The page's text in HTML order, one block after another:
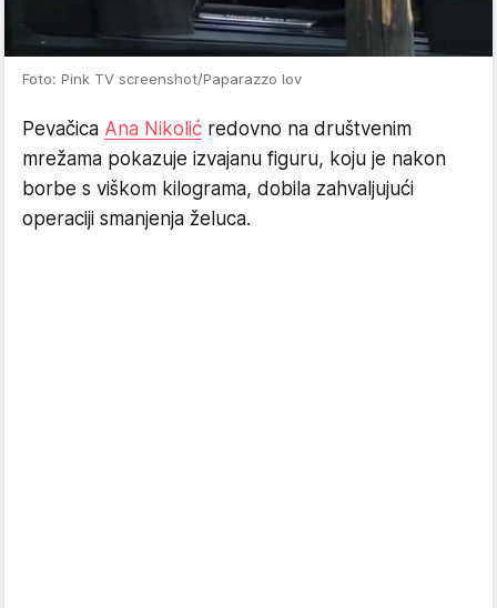
Foto: Pink TV screenshot/Paparazzo lov
Pevačica Ana Nikolić redovno na društvenim
mrežama pokazuje izvajanu figuru, koju je nakon
borbe s viškom kilograma, dobila zahvaljujući
operaciji smanjenja želuca.